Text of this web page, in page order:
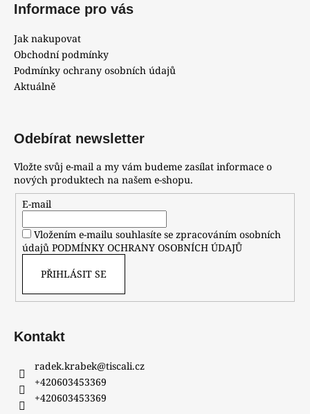
Informace pro vás
Jak nakupovat
Obchodní podmínky
Podmínky ochrany osobních údajů
Aktuálně
Odebírat newsletter
Vložte svůj e-mail a my vám budeme zasílat informace o
nových produktech na našem e-shopu.
E-mail
Vložením e-mailu souhlasíte se zpracováním osobních
údajů PODMÍNKY OCHRANY OSOBNÍCH ÚDAJŮ
PŘIHLÁSIT SE
Kontakt
radek.krabek@tiscali.cz
+420603453369
+420603453369